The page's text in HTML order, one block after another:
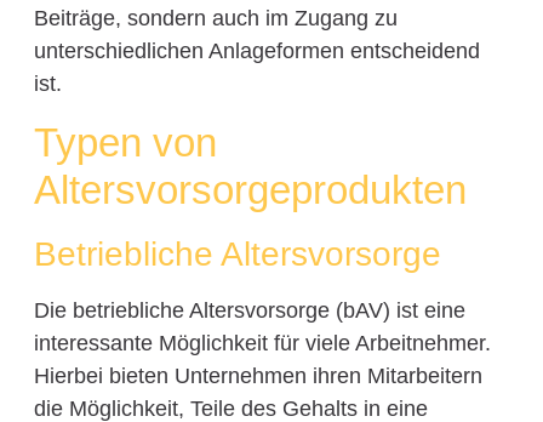
Beiträge, sondern auch im Zugang zu
unterschiedlichen Anlageformen entscheidend
ist.
Typen von
Altersvorsorgeprodukten
Betriebliche Altersvorsorge
Die betriebliche Altersvorsorge (bAV) ist eine
interessante Möglichkeit für viele Arbeitnehmer.
Hierbei bieten Unternehmen ihren Mitarbeitern
die Möglichkeit, Teile des Gehalts in eine